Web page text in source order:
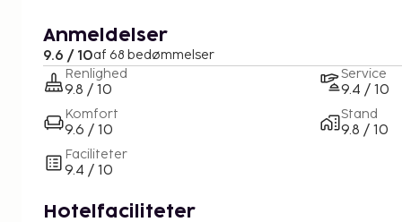
Anmeldelser
9.6 / 10af 68 bedømmelser
Renlighed
9.8 / 10
Komfort
9.6 / 10
Faciliteter
9.4 / 10
Service
9.4 / 10
Stand
9.8 / 10
Hotelfaciliteter